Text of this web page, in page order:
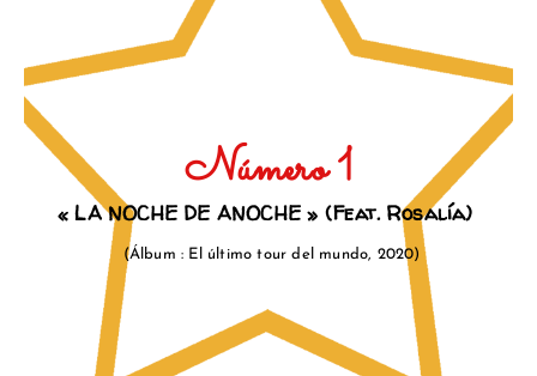
Número 1
« LA NOCHE DE ANOCHE» (Feat. Rosalía)
(Álbu m : El último tour del mundo, 2020)